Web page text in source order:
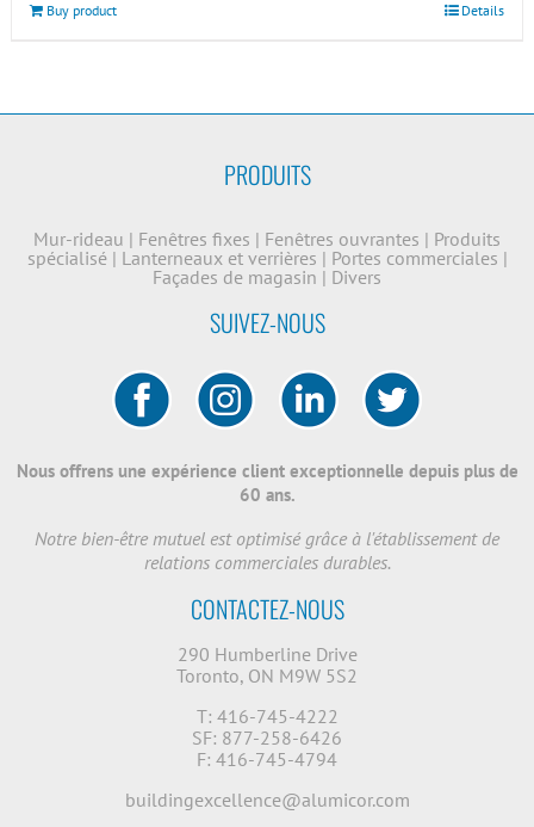
Buy product Details
PRODUITS
Mur-rideau | Fenêtres fixes | Fenêtres ouvrantes | Produits
spécialisé | Lanterneaux et verrières | Portes commerciales |
Façades de magasin | Divers
SUIVEZ-NOUS
Nous offrens une expérience client exceptionnelle depuis plus de
60 ans.
Notre bien-être mutuel est optimisé grâce à l'établissement de
relations commerciales durables.
CONTACTEZ-NOUS
290 Humberline Drive
Toronto, ON M9W 5S2
T: 416-745-4222
SF: 877-258-6426
F: 416-745-4794
buildingexcellence@alumicor.com